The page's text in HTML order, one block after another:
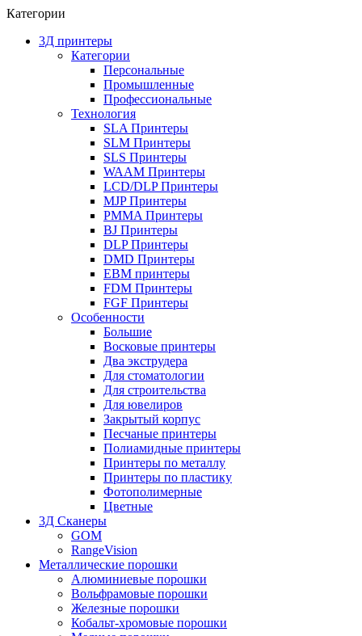
Категории
3Д принтеры
Категории
Персональные
Промышленные
Профессиональные
Технология
SLA Принтеры
SLM Принтеры
SLS Принтеры
WAAM Принтеры
LCD/DLP Принтеры
MJP Принтеры
PMMA Принтеры
BJ Принтеры
DLP Принтеры
DMD Принтеры
EBM принтеры
FDM Принтеры
FGF Принтеры
Особенности
Большие
Восковые принтеры
Два экструдера
Для стоматологии
Для строительства
Для ювелиров
Закрытый корпус
Песчаные принтеры
Полиамидные принтеры
Принтеры по металлу
Принтеры по пластику
Фотополимерные
Цветные
3Д Сканеры
GOM
RangeVision
Металлические порошки
Алюминиевые порошки
Вольфрамовые порошки
Железные порошки
Кобальт-хромовые порошки